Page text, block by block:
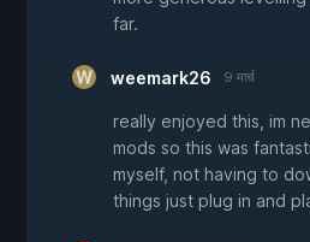
far.
weemark26 9 मार्च
really enjoyed this, im
mods so this was
myself, not having to
things just plug in and